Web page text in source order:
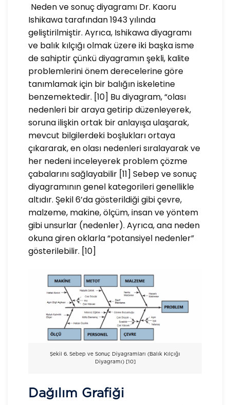
Neden ve sonuç diyagramı Dr. Kaoru
Ishikawa tarafından 1943 yılında
geliştirilmiştir. Ayrıca, Ishikawa diyagramı
ve balık kılçığı olmak üzere iki başka isme
de sahiptir çünkü diyagramın şekli, kalite
problemlerini önem derecelerine göre
tanımlamak için bir balığın iskeletine
benzemektedir. [10] Bu diyagram, “olası
nedenleri bir araya getirip düzenleyerek,
soruna ilişkin ortak bir anlayışa ulaşarak,
mevcut bilgilerdeki boşlukları ortaya
çıkararak, en olası nedenleri sıralayarak ve
her nedeni inceleyerek problem çözme
çabalarını sağlayabilir [11] Sebep ve sonuç
diyagramının genel kategorileri genellikle
altıdır. Şekil 6’da gösterildiği gibi çevre,
malzeme, makine, ölçüm, insan ve yöntem
gibi unsurlar (nedenler). Ayrıca, ana neden
okuna giren oklarla “potansiyel nedenler”
gösterilebilir. [10]
Şekil 6. Sebep ve Sonuç Diyagramları (Balık Kılçığı
Diyagramı) [10]
Dağılım Grafiği